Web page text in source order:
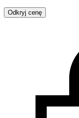
Odkryj cenę